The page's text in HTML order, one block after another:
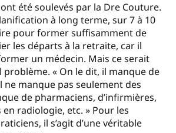
été soulevés par la Dre Couture.
à long terme, sur 7 à 10
pour former suffisamment de
les départs à la retraite, car il
un médecin. Mais ce serait
problème. « On le dit, il manque de
ne manque pas seulement des
de pharmaciens, d’infirmières,
radiologie, etc. » Pour les
il s’agit d’une véritable